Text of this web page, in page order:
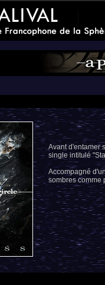
Avant d'entamer
single intitulé
Accompagné
sombres comme